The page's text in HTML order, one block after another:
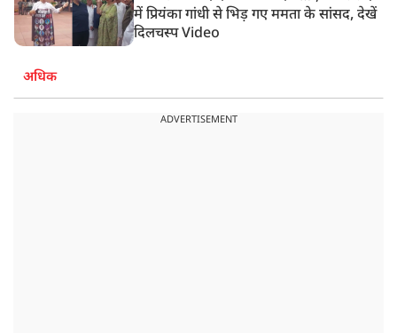
में प्रियंका गांधी से भिड़ गए ममता के सांसद, देखें
दिलचस्प Video
अधिक
ADVERTISEMENT